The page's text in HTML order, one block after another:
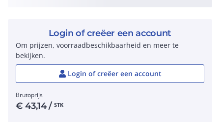
Login of creëer een account
Om prijzen, voorraadbeschikbaarheid en meer te
bekijken.
Login of creëer een account
Brutoprijs
€43,14/ STK